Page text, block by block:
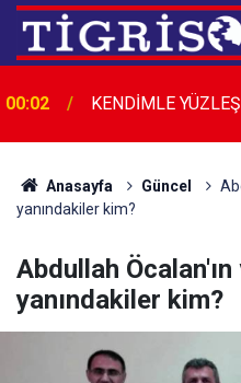
00:01
Bir Köfteci, Bir
Efsanesi: Fikri
Anasayfa Güncel
yanındakiler kim?
Abdullah
yanındakiler kim?